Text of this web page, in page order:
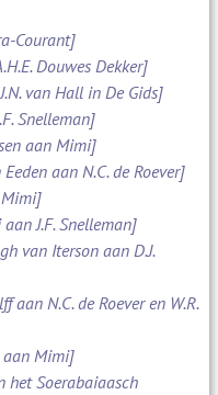
Courant]
Douwes Dekker]
van Hall in De Gids]
Snelleman]
aan Mimi]
aan N.C. de Roever]
J.F. Snelleman]
van Iterson aan D.J.
aan N.C. de Roever en W.R.
aan Mimi]
het Soerabaiaasch